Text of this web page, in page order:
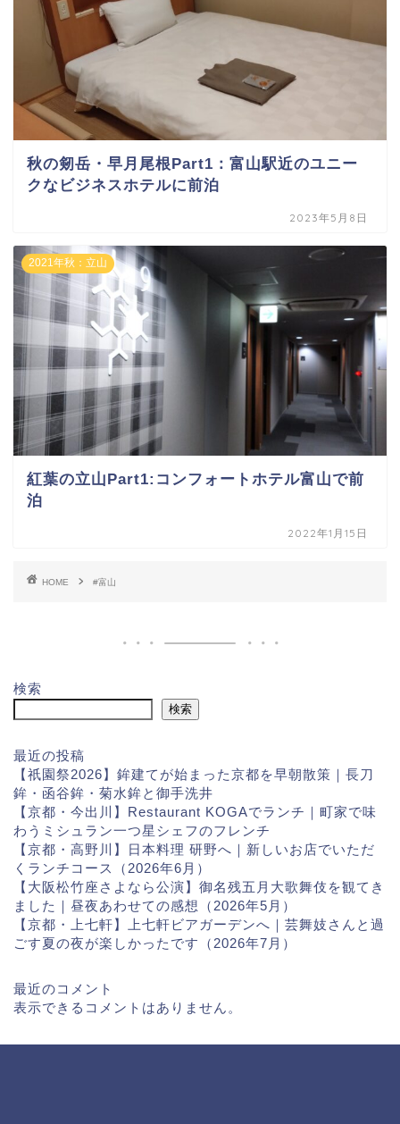
秋の剱岳・早月尾根Part1：富山駅近のユニー
クなビジネスホテルに前泊
2023年5月8日
2021年秋：立山
紅葉の立山Part1:コンフォートホテル富山で前
泊
2022年1月15日
HOME #富山
検索
検索
最近の投稿
【祇園祭2026】鉾建てが始まった京都を早朝散策｜長刀
鉾・函谷鉾・菊水鉾と御手洗井
【京都・今出川】Restaurant KOGAでランチ｜町家で味
わうミシュラン一つ星シェフのフレンチ
【京都・高野川】日本料理 研野へ｜新しいお店でいただ
くランチコース（2026年6月）
【大阪松竹座さよなら公演】御名残五月大歌舞伎を観てき
ました｜昼夜あわせての感想（2026年5月）
【京都・上七軒】上七軒ビアガーデンへ｜芸舞妓さんと過
ごす夏の夜が楽しかったです（2026年7月）
最近のコメント
表示できるコメントはありません。